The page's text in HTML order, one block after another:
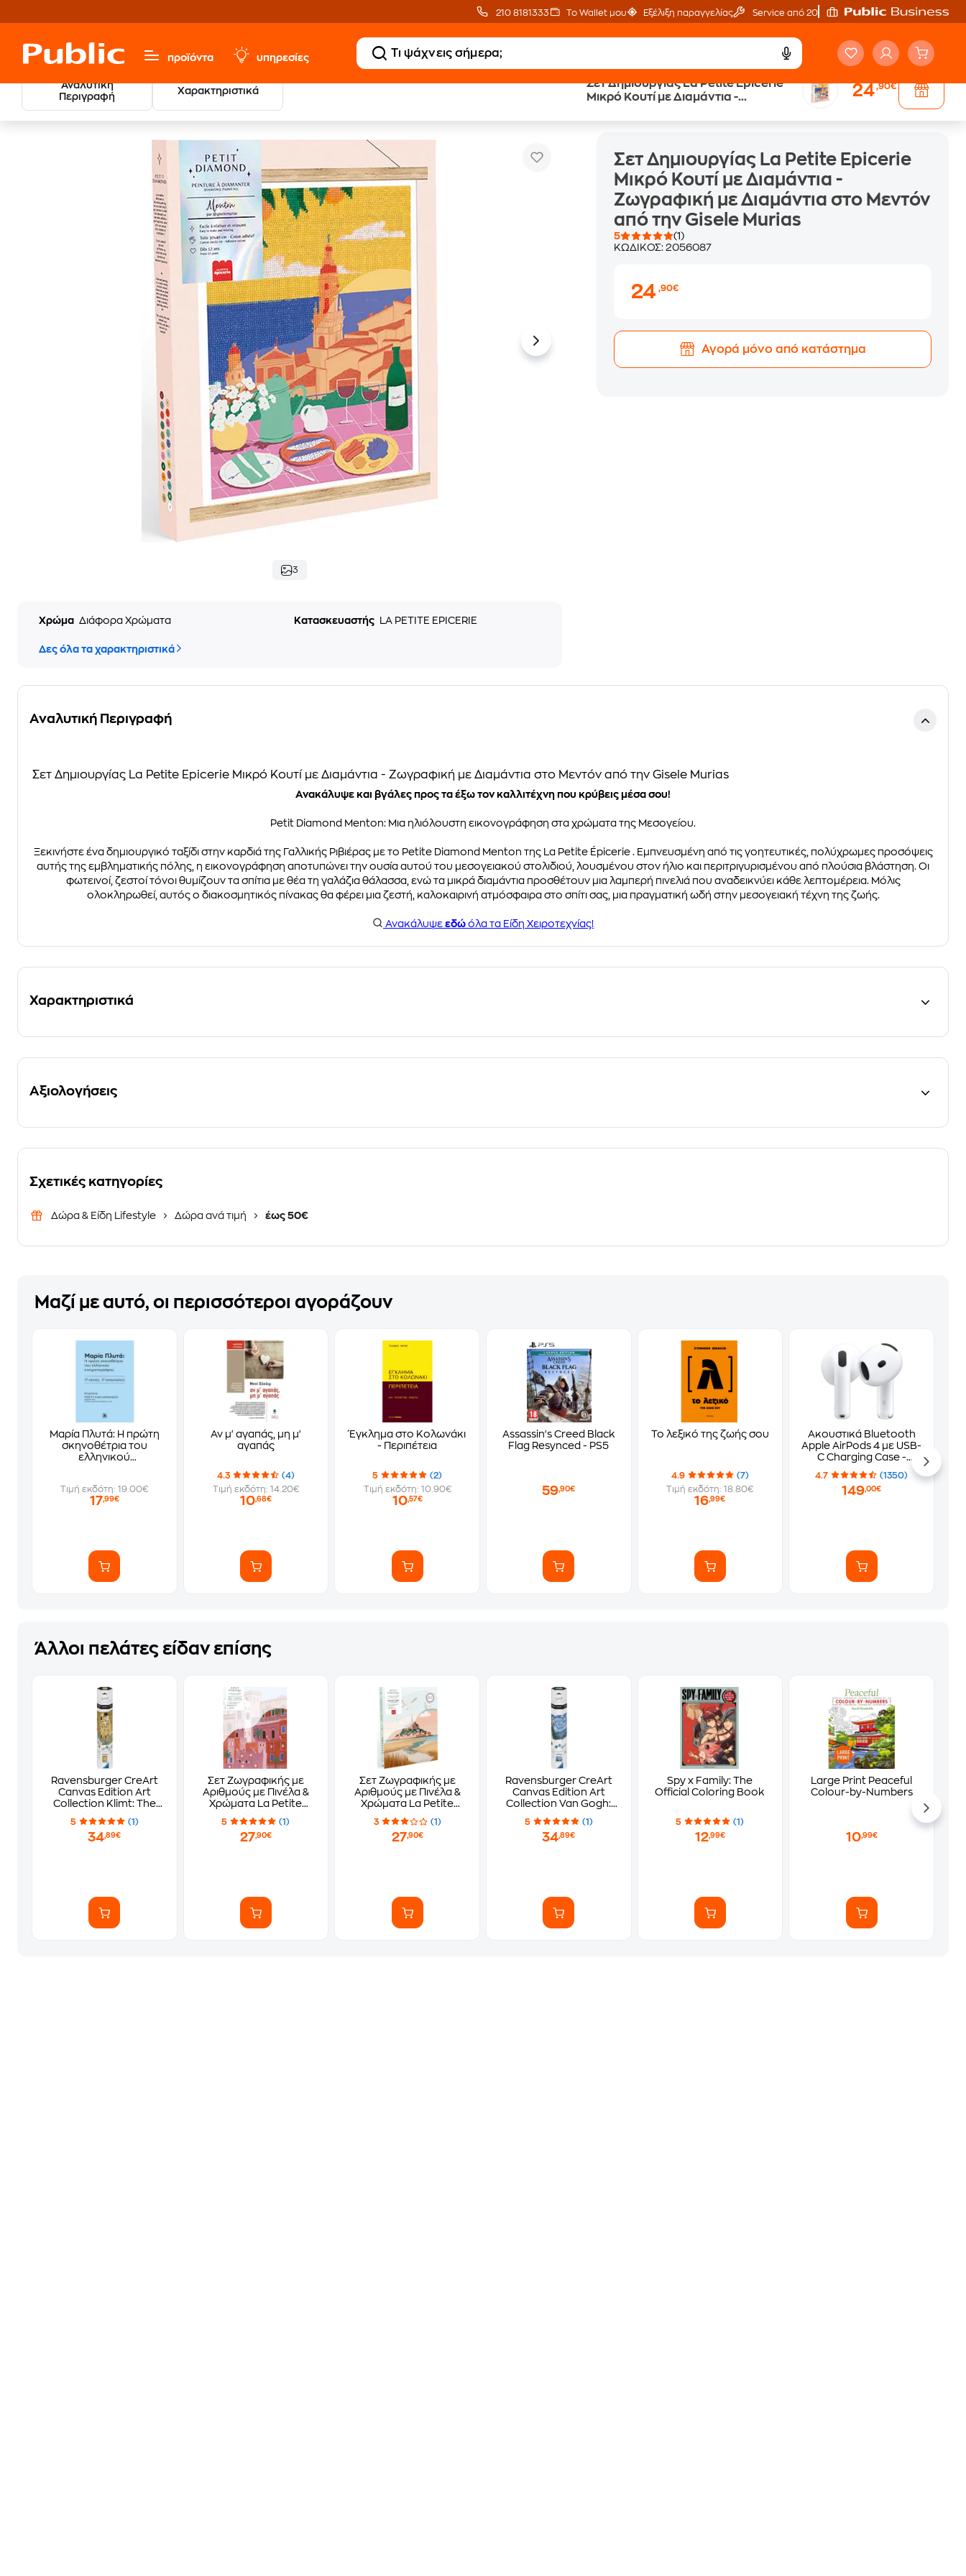
210 8181333 Το Wallet μου Εξέλιξη παραγγελίας Service από 20'
προϊόντα υπηρεσίες
Αναλυτική
Περιγραφή
Χαρακτηριστικά
Σετ Δημιουργίας La Petite Epicerie
Μικρό Κουτί με Διαμάντια -
από την Gisele Murias
24,90€
Χαρτικά & Γραφική Ύλη
Σετ Δημιουργίας La Petite Epicerie Μικρό Κουτί με Διαμάντια - Ζωγραφική με Διαμάντια στο Μεντόν από την Gisele Murias
3
Χρώμα Διάφορα Χρώματα Κατασκευαστής LA PETITE EPICERIE
Δες όλα τα χαρακτηριστικά
Σετ Δημιουργίας La Petite Epicerie
Μικρό Κουτί με Διαμάντια -
Ζωγραφική με Διαμάντια στο Μεντόν
από την Gisele Murias
5
(1)
ΚΩΔΙΚΟΣ:2056087
24,90€
Αγορά μόνο από κατάστημα
Αναλυτική Περιγραφή
Σετ Δημιουργίας La Petite Epicerie Μικρό Κουτί με Διαμάντια - Ζωγραφική με Διαμάντια στο Μεντόν από την Gisele Murias
Ανακάλυψε και βγάλες προς τα έξω τον καλλιτέχνη που κρύβεις μέσα σου!
Petit Diamond Menton: Μια ηλιόλουστη εικονογράφηση στα χρώματα της Μεσογείου.
Ξεκινήστε ένα δημιουργικό ταξίδι στην καρδιά της Γαλλικής Ριβιέρας με το Petite Diamond Menton της La Petite Épicerie . Εμπνευσμένη από τις γοητευτικές, πολύχρωμες προσόψεις
αυτής της εμβληματικής πόλης, η εικονογράφηση αποτυπώνει την ουσία αυτού του μεσογειακού στολιδιού, λουσμένου στον ήλιο και περιτριγυρισμένου από πλούσια βλάστηση. Οι
φωτεινοί, ζεστοί τόνοι θυμίζουν τα σπίτια με θέα τη γαλάζια θάλασσα, ενώ τα μικρά διαμάντια προσθέτουν μια λαμπερή πινελιά που αναδεικνύει κάθε λεπτομέρεια. Μόλις
ολοκληρωθεί, αυτός ο διακοσμητικός πίνακας θα φέρει μια ζεστή, καλοκαιρινή ατμόσφαιρα στο σπίτι σας, μια πραγματική ωδή στην μεσογειακή τέχνη της ζωής.
Ανακάλυψε εδώ όλα τα Είδη Χειροτεχνίας!
Χαρακτηριστικά
Αξιολογήσεις
Σχετικές κατηγορίες
Δώρα & Είδη Lifestyle Δώρα ανά τιμή έως 50€
Μαζί με αυτό, οι περισσότεροι αγοράζουν
Μαρία Πλυτά: Η πρώτη
σκηνοθέτρια του
ελληνικού
Τιμή εκδότη: 19.00€
17,99€
Αν μ' αγαπάς, μη μ'
αγαπάς
4.3
(4)
Τιμή εκδότη: 14.20€
10,68€
Έγκλημα στο Κολωνάκι
- Περιπέτεια
5
(2)
Τιμή εκδότη: 10.90€
10,57€
Assassin's Creed Black
Flag Resynced - PS5
59,90€
Το λεξικό της ζωής σου
4.9
(7)
Τιμή εκδότη: 18.80€
16,99€
Ακουστικά Bluetooth
Apple AirPods 4 με USB-
C Charging Case -
White
4.7 (1350)
149,00€
Άλλοι πελάτες είδαν επίσης
Ravensburger CreArt
Canvas Edition Art
Collection Klimt: The
Kiss - Το Φιλί
5 (1)
34,89€
Σετ Ζωγραφικής με
Αριθμούς με Πινέλα &
Χρώματα La Petite
Epicerie Μαρόκο από τη
Mona Mai
5 (1)
27,90€
Σετ Ζωγραφικής με
Αριθμούς με Πινέλα &
Χρώματα La Petite
Epicerie Mont Saint-
Michel από την La Petite
Epicerie
3 (1)
27,90€
Ravensburger CreArt
Canvas Edition Art
Collection Van Gogh:
Starry Night - Έναστρη
Νύχτα
5 (1)
34,89€
Spy x Family: The
Official Coloring Book
5 (1)
12,99€
Large Print Peaceful
Colour-by-Numbers
10,99€